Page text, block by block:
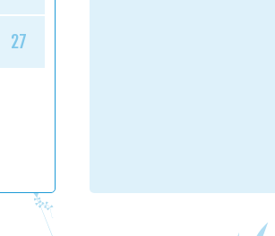
27